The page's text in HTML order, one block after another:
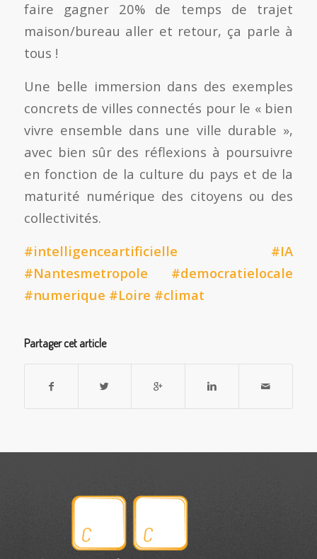
faire gagner 20% de temps de trajet
maison/bureau aller et retour, ça parle à
tous !
Une belle immersion dans des exemples
concrets de villes connectés pour le « bien
vivre ensemble dans une ville durable »,
avec bien sûr des réflexions à poursuivre
en fonction de la culture du pays et de la
maturité numérique des citoyens ou des
collectivités.
#intelligenceartificielle
#IA
#Nantesmetropole
#democratielocale
#numerique #Loire #climat
Partager cet article